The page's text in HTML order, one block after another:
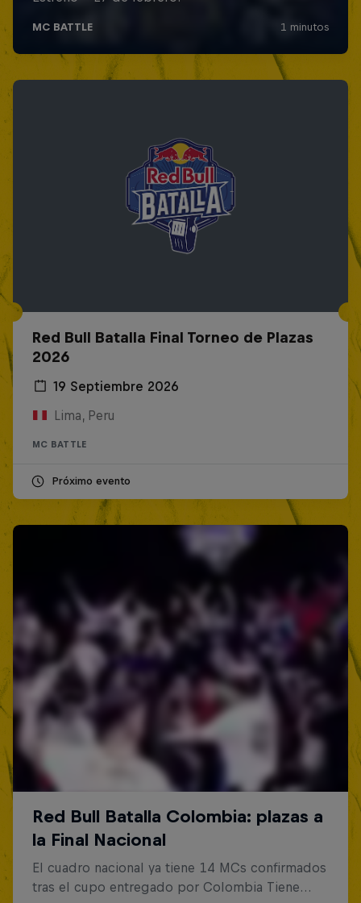
Red Bull Batalla Final Torneo de Plazas
2026
19 Septiembre 2026
Lima, Peru
MC BATTLE
Próximo evento